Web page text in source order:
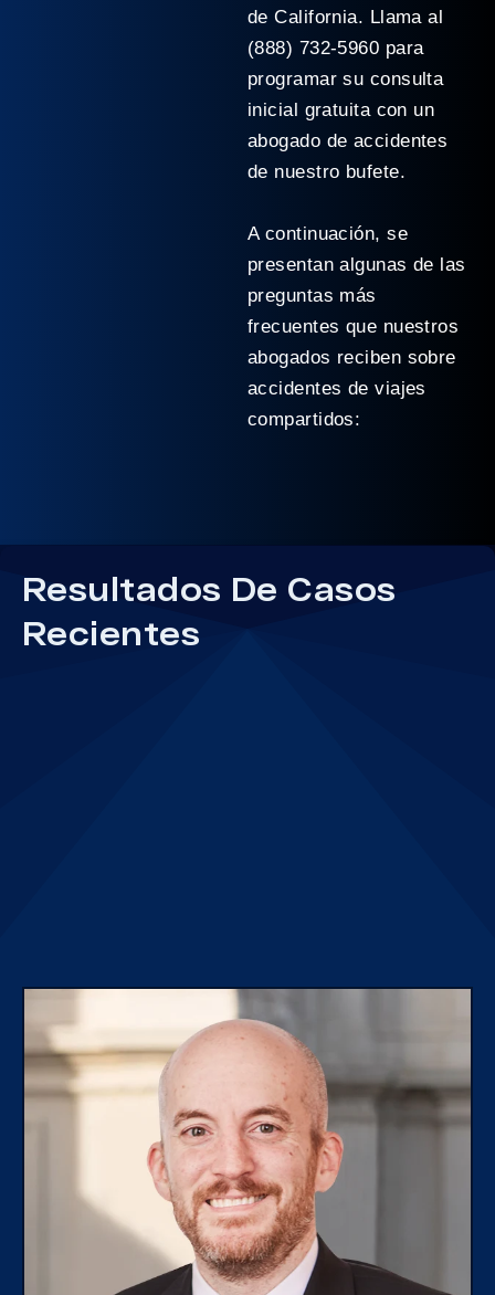
de California. Llama al
(888) 732-5960 para
programar su consulta
inicial gratuita con un
abogado de accidentes
de nuestro bufete.
A continuación, se
presentan algunas de las
preguntas más
frecuentes que nuestros
abogados reciben sobre
accidentes de viajes
compartidos:
Resultados De Casos
Recientes